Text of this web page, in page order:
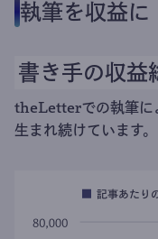
執筆を収益に
書き手の収益
theLetterでの執筆に
生まれ続けています。